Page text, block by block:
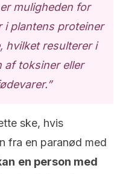
muligheden for
i plantens proteiner
hvilket resulterer i
af toksiner eller
ske, hvis
fra en paranød med
en person med